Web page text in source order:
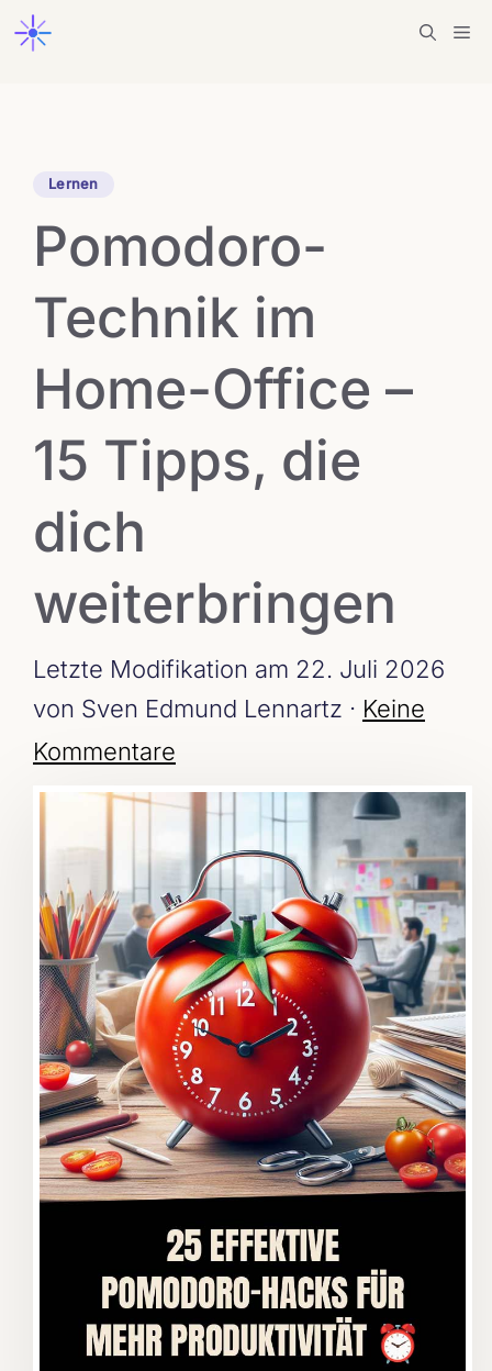
Zum
Inhalt
Lernen
Pomodoro-
Technik im
Home-Office –
15 Tipps, die
dich
weiterbringen
Letzte Modifikation am 22. Juli 2026
von Sven Edmund Lennartz · Keine
Kommentare